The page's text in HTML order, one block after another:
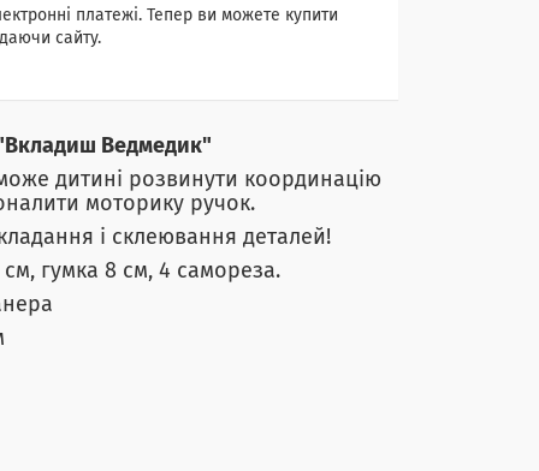
платежі. Тепер ви можете купити
сайту.
Ведмедик"
дитині розвинути координацію
моторику ручок.
і склеювання деталей!
гумка 8 см, 4 самореза.